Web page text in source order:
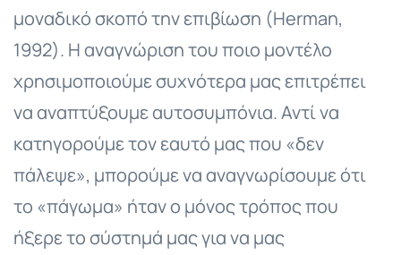
μοναδικό σκοπό την επιβίωση (Herman,
1992). Η αναγνώριση του ποιο μοντέλο
χρησιμοποιούμε συχνότερα μας επιτρέπει
να αναπτύξουμε αυτοσυμπόνια. Αντί να
κατηγορούμε τον εαυτό μας που «δεν
πάλεψε», μπορούμε να αναγνωρίσουμε ότι
το «πάγωμα» ήταν ο μόνος τρόπος που
ήξερε το σύστημά μας για να μας